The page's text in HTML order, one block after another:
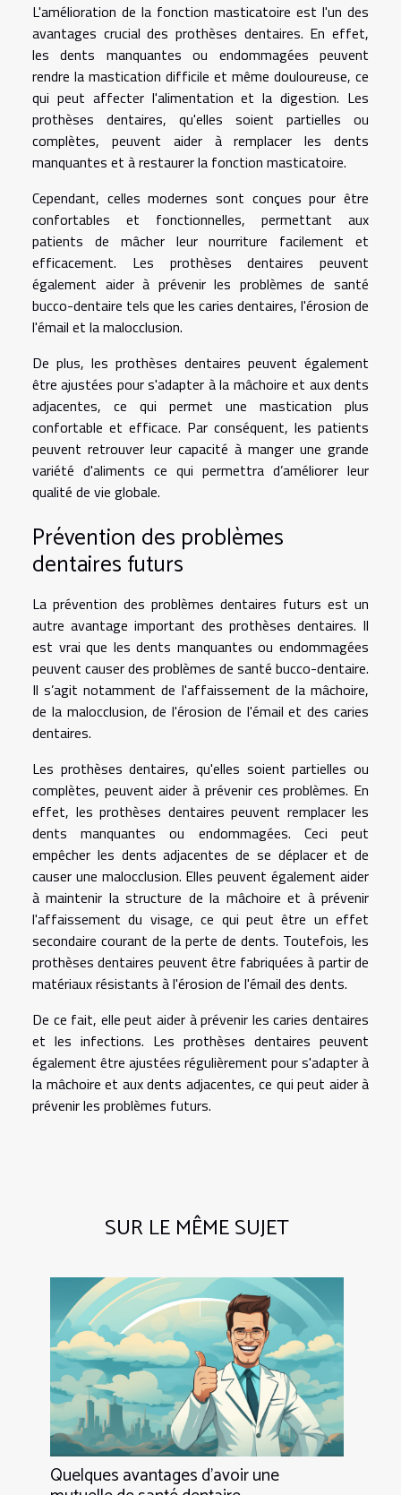
L'amélioration de la fonction masticatoire est l'un des
avantages crucial des prothèses dentaires. En effet,
les dents manquantes ou endommagées peuvent
rendre la mastication difficile et même douloureuse, ce
qui peut affecter l'alimentation et la digestion. Les
prothèses dentaires, qu'elles soient partielles ou
complètes, peuvent aider à remplacer les dents
manquantes et à restaurer la fonction masticatoire.
Cependant, celles modernes sont conçues pour être
confortables et fonctionnelles, permettant aux
patients de mâcher leur nourriture facilement et
efficacement. Les prothèses dentaires peuvent
également aider à prévenir les problèmes de santé
bucco-dentaire tels que les caries dentaires, l'érosion de
l'émail et la malocclusion.
De plus, les prothèses dentaires peuvent également
être ajustées pour s'adapter à la mâchoire et aux dents
adjacentes, ce qui permet une mastication plus
confortable et efficace. Par conséquent, les patients
peuvent retrouver leur capacité à manger une grande
variété d'aliments ce qui permettra d’améliorer leur
qualité de vie globale.
Prévention des problèmes
dentaires futurs
La prévention des problèmes dentaires futurs est un
autre avantage important des prothèses dentaires. Il
est vrai que les dents manquantes ou endommagées
peuvent causer des problèmes de santé bucco-dentaire.
Il s’agit notamment de l'affaissement de la mâchoire,
de la malocclusion, de l'érosion de l'émail et des caries
dentaires.
Les prothèses dentaires, qu'elles soient partielles ou
complètes, peuvent aider à prévenir ces problèmes. En
effet, les prothèses dentaires peuvent remplacer les
dents manquantes ou endommagées. Ceci peut
empêcher les dents adjacentes de se déplacer et de
causer une malocclusion. Elles peuvent également aider
à maintenir la structure de la mâchoire et à prévenir
l'affaissement du visage, ce qui peut être un effet
secondaire courant de la perte de dents. Toutefois, les
prothèses dentaires peuvent être fabriquées à partir de
matériaux résistants à l'érosion de l'émail des dents.
De ce fait, elle peut aider à prévenir les caries dentaires
et les infections. Les prothèses dentaires peuvent
également être ajustées régulièrement pour s'adapter à
la mâchoire et aux dents adjacentes, ce qui peut aider à
prévenir les problèmes futurs.
SUR LE MÊME SUJET
Quelques avantages d’avoir une